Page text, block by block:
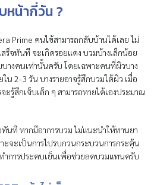
หน้ากี่วัน ?
Prime คนไข้สามารถกลับบ้านได้เลย ไม่
ร็จทันที จะเกิดรอยแดง บวมบ้างเล็กน้อย
างคนเท่านั้นครับ โดยเฉพาะคนที่ผิวบาง
น 2-3 วัน บางรายอาจรู้สึกบวมใต้ผิว เมื่อ
รู้สึกเจ็บเล็ก ๆ สามารถหายได้เองประมาณ
นที หากมีอาการบวม ไม่แนะนำให้ทานยา
ะจะเป็นการไปรบกวนกระบวนการกระตุ้น
ำการประคบเย็นเพื่อช่วยลดบวมแทนครับ